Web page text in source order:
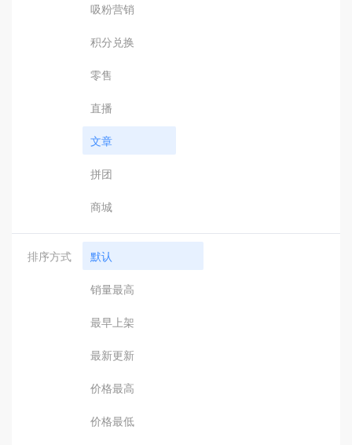
吸粉营销
积分兑换
零售
直播
文章
拼团
商城
排序方式 默认
销量最高
最早上架
最新更新
价格最高
价格最低